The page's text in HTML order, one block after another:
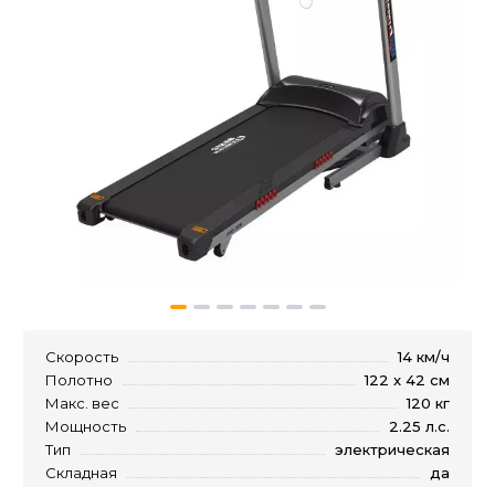
Скорость
14 км/ч
Полотно
122 x 42 см
Макс. вес
120 кг
Мощность
2.25 л.с.
Тип
электрическая
Складная
да